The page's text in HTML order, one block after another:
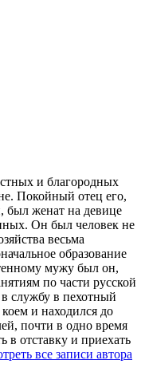
и благородных
Покойный отец его,
был женат на девице
Он был человек не
весьма
образование
мужу был он,
по части русской
службу в пехотный
и находился до
почти в одно время
в отставку и приехать
все записи автора